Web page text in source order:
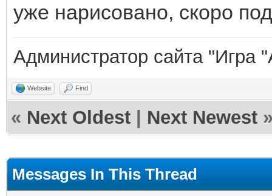
уже нарисовано, скоро
Администратор сайта "Игра
Website Find
« Next Oldest Next Newest
Messages In This Thread